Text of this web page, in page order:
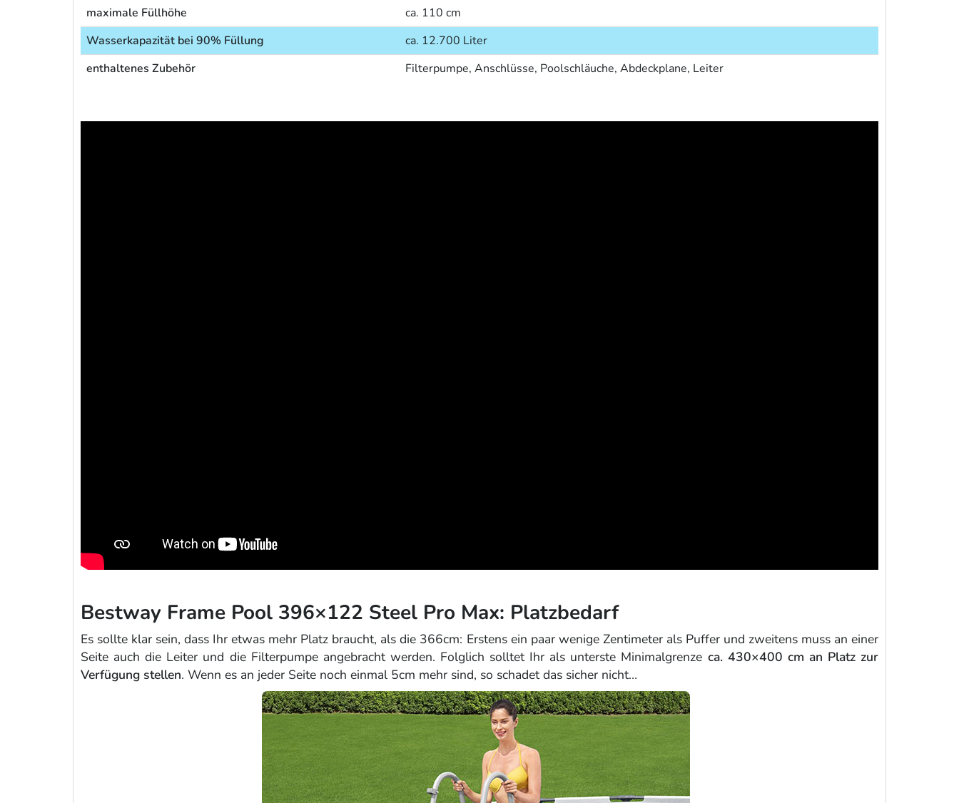
maximale Füllhöhe
ca. 110 cm
Wasserkapazität bei 90% Füllung
ca. 12.700 Liter
enthaltenes Zubehör
Filterpumpe, Anschlüsse, Poolschläuche, Abdeckplane, Leiter
Bestway Frame Pool 396×122 Steel Pro Max: Platzbedarf
Es sollte klar sein, dass Ihr etwas mehr Platz braucht, als die 366cm: Erstens ein paar wenige Zentimeter als Puffer und zweitens muss an einer
Seite auch die Leiter und die Filterpumpe angebracht werden. Folglich solltet Ihr als unterste Minimalgrenze ca. 430×400 cm an Platz zur
Verfügung stellen. Wenn es an jeder Seite noch einmal 5cm mehr sind, so schadet das sicher nicht…